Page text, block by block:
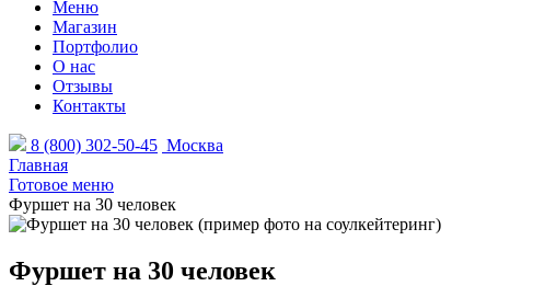
Меню
Магазин
Портфолио
О нас
Отзывы
Контакты
8 (800) 302-50-45 Москва
Главная
Готовое меню
Фуршет на 30 человек
Фуршет на 30 человек